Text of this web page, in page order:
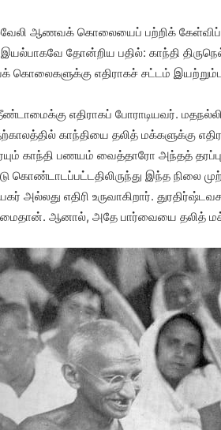
ஆணவக் கொலையைப் பற்றிக்
தோன்றிய பதில்: காந்தி
கொலைகளுக்கு எதிராகச் சட்டம்
எதிராகப் போராடியவர்.
காந்தியை தலித் மக்களுக்கு
காந்தி பணயம் வைத்தாரோ அந்தத்
இந்த நிலை
அல்லது எதிரி உருவாகிறார்.
ஆனால், அதே பார்வையை தலித்